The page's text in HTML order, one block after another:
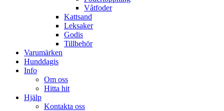
Våtfoder
Kattsand
Leksaker
Godis
Tillbehör
Varumärken
Hunddagis
Info
Om oss
Hitta hit
Hjälp
Kontakta oss